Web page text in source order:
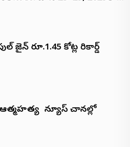
జైన్ రూ.1.45 కోట్ల రికార్డ్
టీ న్యూస్ చానల్లో